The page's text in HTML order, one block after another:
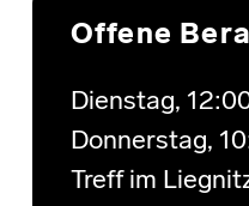
Offene
Dienstag,
Donnerstag,
Treff im